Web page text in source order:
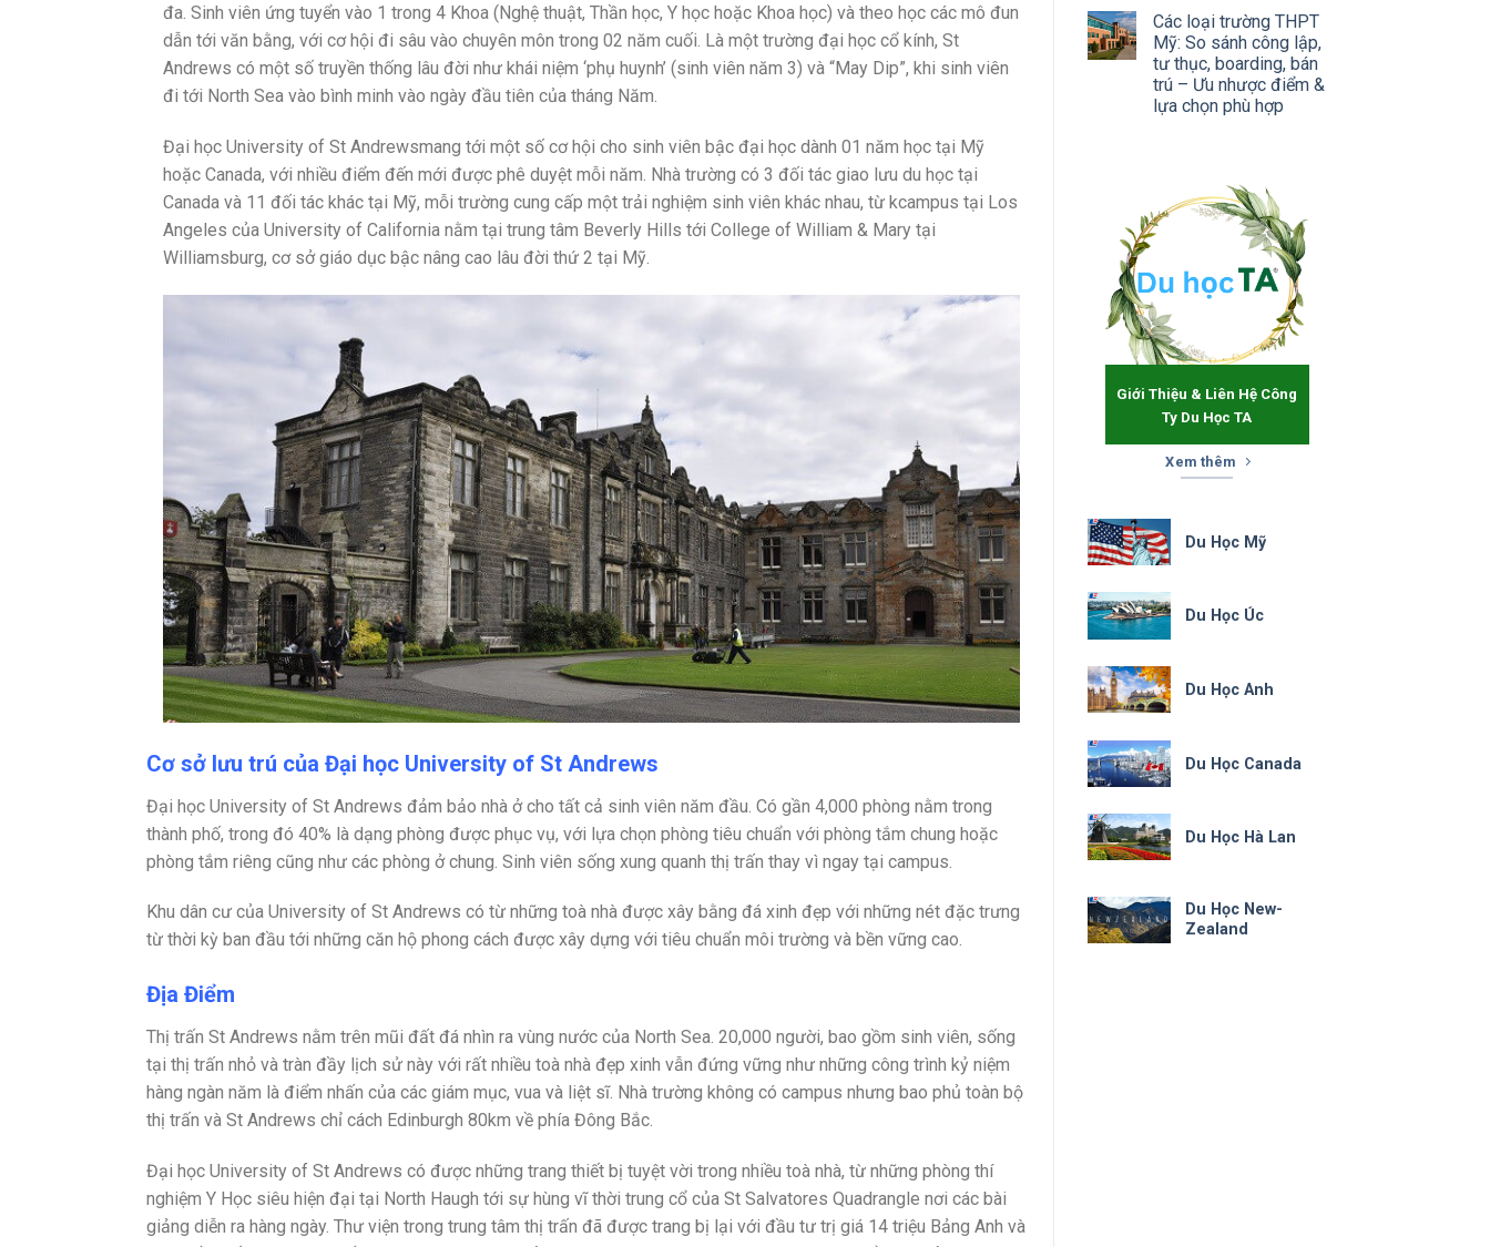
đa. Sinh viên ứng tuyển vào 1 trong 4 Khoa (Nghệ thuật, Thần học, Y học hoặc Khoa học) và theo học các mô đun
dẫn tới văn bằng, với cơ hội đi sâu vào chuyên môn trong 02 năm cuối. Là một trường đại học cổ kính, St
Andrews có một số truyền thống lâu đời như khái niệm ‘phụ huynh’ (sinh viên năm 3) và “May Dip”, khi sinh viên
đi tới North Sea vào bình minh vào ngày đầu tiên của tháng Năm.
Đại học University of St Andrewsmang tới một số cơ hội cho sinh viên bậc đại học dành 01 năm học tại Mỹ
hoặc Canada, với nhiều điểm đến mới được phê duyệt mỗi năm. Nhà trường có 3 đối tác giao lưu du học tại
Canada và 11 đối tác khác tại Mỹ, mỗi trường cung cấp một trải nghiệm sinh viên khác nhau, từ kcampus tại Los
Angeles của University of California nằm tại trung tâm Beverly Hills tới College of William & Mary tại
Williamsburg, cơ sở giáo dục bậc nâng cao lâu đời thứ 2 tại Mỹ.
Cơ sở lưu trú của Đại học University of St Andrews
Đại học University of St Andrews đảm bảo nhà ở cho tất cả sinh viên năm đầu. Có gần 4,000 phòng nằm trong
thành phố, trong đó 40% là dạng phòng được phục vụ, với lựa chọn phòng tiêu chuẩn với phòng tắm chung hoặc
phòng tắm riêng cũng như các phòng ở chung. Sinh viên sống xung quanh thị trấn thay vì ngay tại campus.
Khu dân cư của University of St Andrews có từ những toà nhà được xây bằng đá xinh đẹp với những nét đặc trưng
từ thời kỳ ban đầu tới những căn hộ phong cách được xây dựng với tiêu chuẩn môi trường và bền vững cao.
Địa Điểm
Thị trấn St Andrews nằm trên mũi đất đá nhìn ra vùng nước của North Sea. 20,000 người, bao gồm sinh viên, sống
tại thị trấn nhỏ và tràn đầy lịch sử này với rất nhiều toà nhà đẹp xinh vẫn đứng vững như những công trình kỷ niệm
hàng ngàn năm là điểm nhấn của các giám mục, vua và liệt sĩ. Nhà trường không có campus nhưng bao phủ toàn bộ
thị trấn và St Andrews chỉ cách Edinburgh 80km về phía Đông Bắc.
Đại học University of St Andrews có được những trang thiết bị tuyệt vời trong nhiều toà nhà, từ những phòng thí
nghiệm Y Học siêu hiện đại tại North Haugh tới sự hùng vĩ thời trung cổ của St Salvatores Quadrangle nơi các bài
giảng diễn ra hàng ngày. Thư viện trong trung tâm thị trấn đã được trang bị lại với đầu tư trị giá 14 triệu Bảng Anh và
Các loại trường THPT
Mỹ: So sánh công lập,
tư thục, boarding, bán
trú – Ưu nhược điểm &
lựa chọn phù hợp
Giới Thiệu & Liên Hệ Công
Ty Du Học TA
Xem thêm
Du Học Mỹ
Du Học Úc
Du Học Anh
Du Học Canada
Du Học Hà Lan
Du Học New-
Zealand